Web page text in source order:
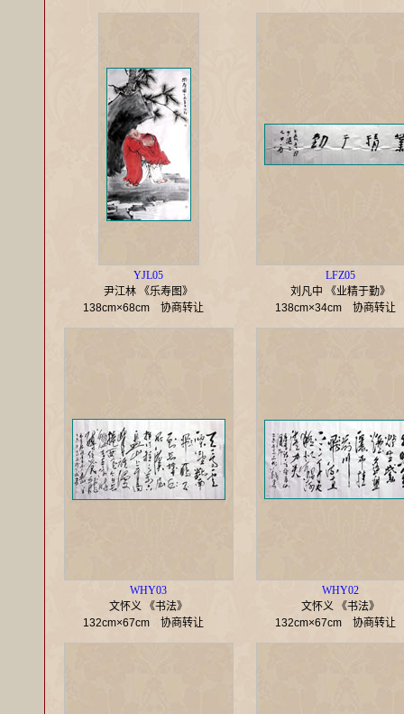
YJL05
尹江林 《乐寿图》
138cm×68cm协商转让
LFZ05
刘凡中 《业精于勤》
138cm×34cm协商转
WHY03
文怀义 《书法》
132cm×67cm协商转让
WHY02
文怀义 《书法》
132cm×67cm协商转